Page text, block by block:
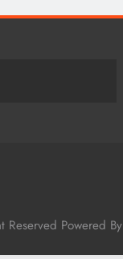
Powered By